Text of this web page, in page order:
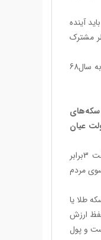
آینده
مشترک
گفتم بازگشت اصلاحات به شعارهای اقتصادی یعنی بازگشتن و عقب‌نشینی به سال68، بی‌تردید سر تکان داد و تأیید کرد: «بله، باید به سال68
سکه‌های
عیان
به‌طور کلی در بازار نفت دنیا اگر یک بشکه نفت تولید شود، حدود 3بشکه نفت خرید و فروش می‌شود؛ یعنی معاملات کاغذی نفت 3برابر
مردم
50میلیارد دلار به‌صورت سکه طلا یا
ارزش
و پول